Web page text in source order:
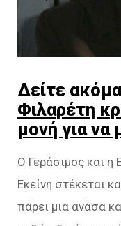
Δείτε
Φιλαρέτη
μονή για
Ο Γεράσιμος και η
Εκείνη στέκεται
πάρει μια ανάσα